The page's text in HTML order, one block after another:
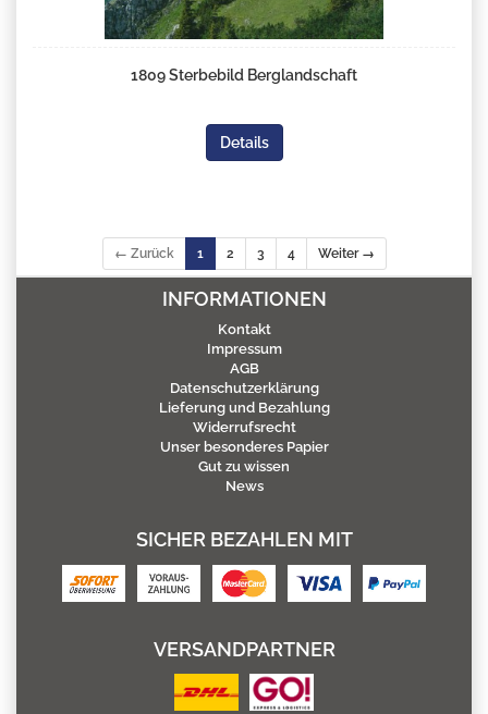
1809 Sterbebild Berglandschaft
Details
← Zurück 1 2 3 4 Weiter →
INFORMATIONEN
Kontakt
Impressum
AGB
Datenschutzerklärung
Lieferung und Bezahlung
Widerrufsrecht
Unser besonderes Papier
Gut zu wissen
News
SICHER BEZAHLEN MIT
VERSANDPARTNER